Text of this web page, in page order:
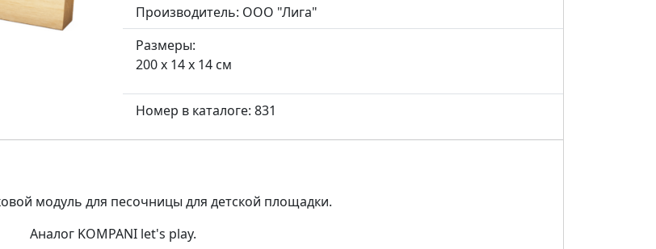
Производитель: ООО "Лига"
Размеры:
200 x 14 x 14 см
Номер в каталоге: 831
модуль для песочницы для детской площадки.
Аналог KOMPANI let's play.